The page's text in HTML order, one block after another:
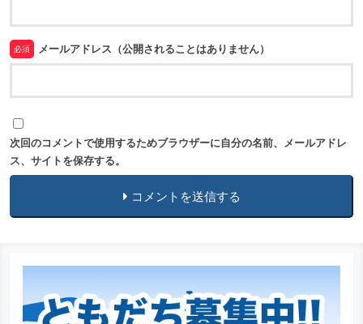
必須 メールアドレス（公開されることはありません）
次回のコメントで使用するためブラウザーに自分の名前、メールアドレ
ス、サイトを保存する。
コメントを送信する